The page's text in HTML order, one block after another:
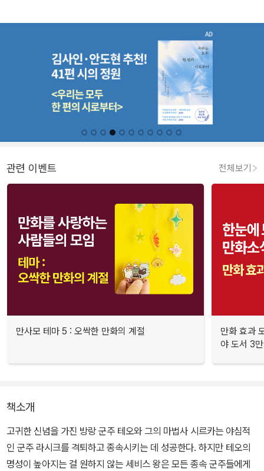
관련 이벤트 전체보기
만사모 테마 5 : 오싹한 만화의 계절
만화 효과
야 도서 3
책소개
고귀한 신념을 가진 방랑 군주 테오와 그의 마법사 시르카는 야심적
인 군주 라시크를 격퇴하고 종속시키는 데 성공한다. 하지만 테오의
명성이 높아지는 걸 원하지 않는 세비스 왕은 모든 종속 군주들에게